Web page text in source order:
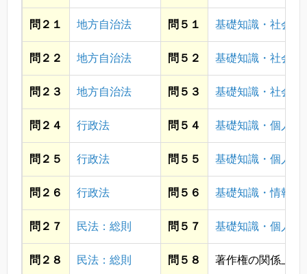
問２１ 地方自治法 問５１ 基礎知識・社会
問２２ 地方自治法 問５２ 基礎知識・社会
問２３ 地方自治法 問５３ 基礎知識・社会
問２４ 行政法 問５４ 基礎知識・個人情
問２５ 行政法 問５５ 基礎知識・個人情
問２６ 行政法 問５６ 基礎知識・情報通
問２７ 民法：総則 問５７ 基礎知識・個人情
問２８ 民法：総則 問５８ 著作権の関係上省